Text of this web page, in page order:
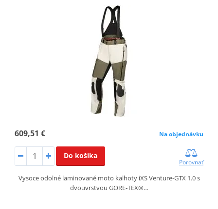
609,51 € Na objednávku
Do košíka
Porovnať
Vysoce odolné laminované moto kalhoty iXS Venture‑GTX 1.0 s
dvouvrstvou GORE‑TEX®…